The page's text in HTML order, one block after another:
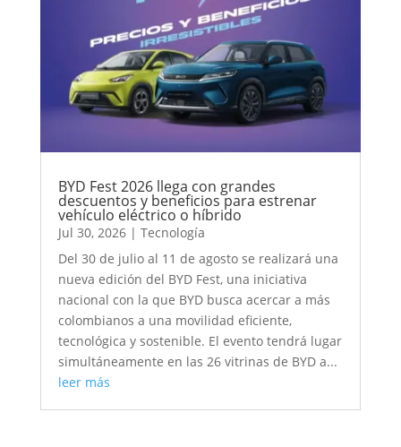
BYD Fest 2026 llega con grandes
descuentos y beneficios para estrenar
vehículo eléctrico o híbrido
Jul 30, 2026| Tecnología
Del 30 de julio al 11 de agosto se realizará una
nueva edición del BYD Fest, una iniciativa
nacional con la que BYD busca acercar a más
colombianos a una movilidad eficiente,
tecnológica y sostenible. El evento tendrá lugar
simultáneamente en las 26 vitrinas de BYD a...
leer más